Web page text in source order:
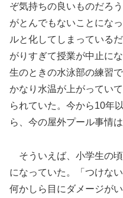
ぞ気持ちの良いものだろ
がとんでもないことにな
ルと化してしまっている
がりすぎて授業が中止に
生のときの水泳部の練習
かなり水温が上がってい
られていた。今から10年
ら、今の屋外プール事情
そういえば、小学生の
になっていた。「つけな
何かしら目にダメージが